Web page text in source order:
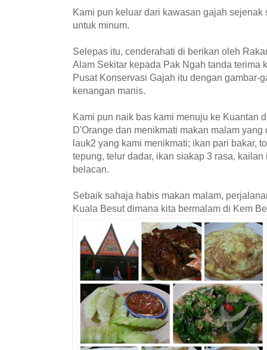
Kami pun keluar dari kawasan gajah
untuk minum.
Selepas itu, cenderahati di berikan oleh
Alam Sekitar kepada Pak Ngah tanda terima
Pusat Konservasi Gajah itu dengan gambar-
kenangan manis.
Kami pun naik bas kami menuju ke Kuantan
D'Orange dan menikmati makan malam
lauk2 yang kami menikmati; ikan pari bakar,
tepung, telur dadar, ikan siakap 3 rasa,
belacan.
Sebaik sahaja habis makan malam,
Kuala Besut dimana kita bermalam di Kem